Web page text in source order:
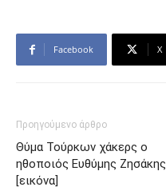
Facebook X
Προηγούμενο άρθρο
Θύμα Τούρκων χάκερς ο
ηθοποιός Ευθύμης Ζησάκης
[εικόνα]